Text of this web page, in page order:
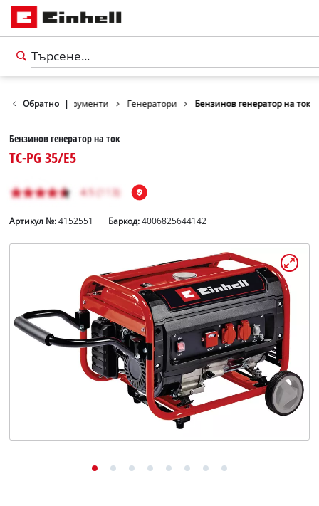
български
English
Обратно |
Инструменти Генератори Бензинов генератор на ток
Бензинов генератор на ток
TC-PG 35/E5
Артикул №: 4152551 Баркод:4006825644142